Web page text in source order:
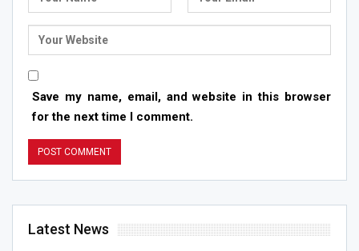
Save my name, email, and website in this browser
for the next time I comment.
Latest News